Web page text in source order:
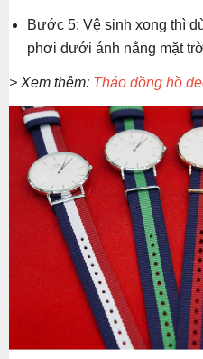
Bước 5: Vệ sinh xong thì
phơi dưới ánh nắng mặt
> Xem thêm: Tháo đồng hồ